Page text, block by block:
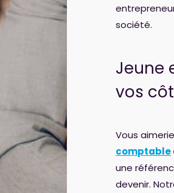
société.
Jeune
vos
Vous
comptable
une
devenir.